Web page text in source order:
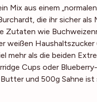
Mix aus einem
die ihr sicher
Zutaten wie
weißen
mehr als die beiden
Cups oder
Butter und 500g Sahne